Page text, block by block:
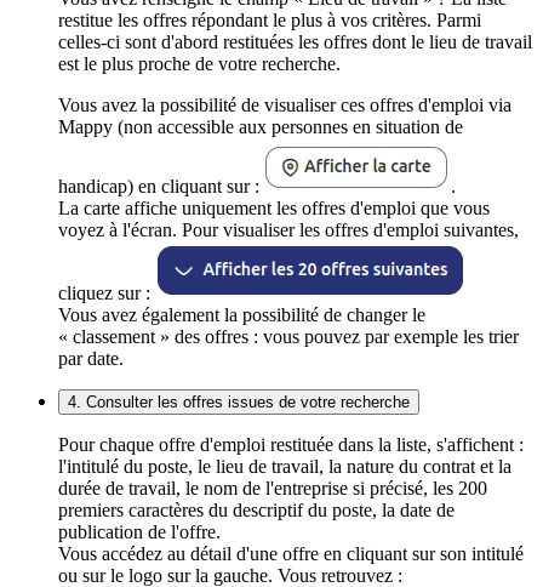
restitue les offres répondant le plus à vos critères. Parmi
celles-ci sont d'abord restituées les offres dont le lieu de travail
est le plus proche de votre recherche.
Vous avez la possibilité de visualiser ces offres d'emploi via
Mappy (non accessible aux personnes en situation de
handicap) en cliquant sur :
.
La carte affiche uniquement les offres d'emploi que vous
voyez à l'écran. Pour visualiser les offres d'emploi suivantes,
cliquez sur :
Vous avez également la possibilité de changer le
« classement » des offres : vous pouvez par exemple les trier
par date.
4. Consulter les offres issues de votre recherche
Pour chaque offre d'emploi restituée dans la liste, s'affichent :
l'intitulé du poste, le lieu de travail, la nature du contrat et la
durée de travail, le nom de l'entreprise si précisé, les 200
premiers caractères du descriptif du poste, la date de
publication de l'offre.
Vous accédez au détail d'une offre en cliquant sur son intitulé
ou sur le logo sur la gauche. Vous retrouvez :